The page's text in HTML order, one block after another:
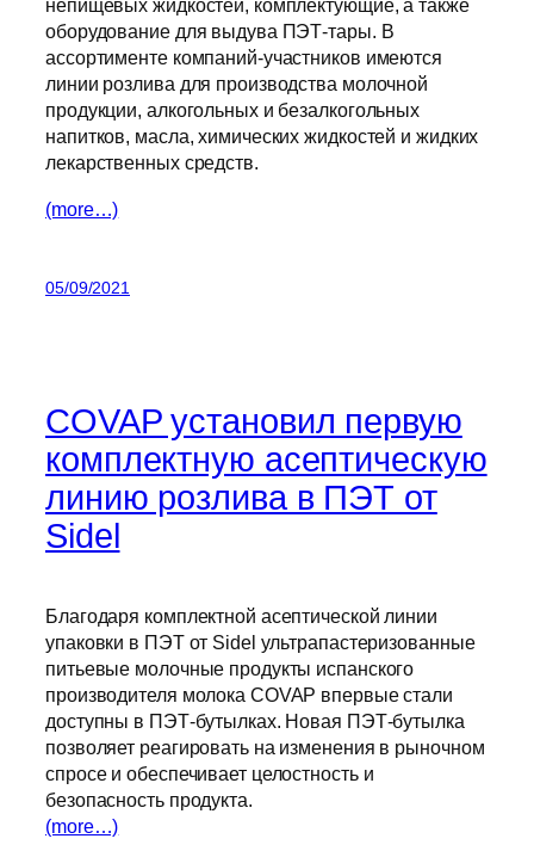
непищевых жидкостей, комплектующие, а также
оборудование для выдува ПЭТ-тары. В
ассортименте компаний-участников имеются
линии розлива для производства молочной
продукции, алкогольных и безалкогольных
напитков, масла, химических жидкостей и жидких
лекарственных средств.
(more…)
05/09/2021
COVAP установил первую
комплектную асептическую
линию розлива в ПЭТ от
Sidel
Благодаря комплектной асептической линии
упаковки в ПЭТ от Sidel ультрапастеризованные
питьевые молочные продукты испанского
производителя молока COVAP впервые стали
доступны в ПЭТ-бутылках. Новая ПЭТ-бутылка
позволяет реагировать на изменения в рыночном
спросе и обеспечивает целостность и
безопасность продукта.
(more…)